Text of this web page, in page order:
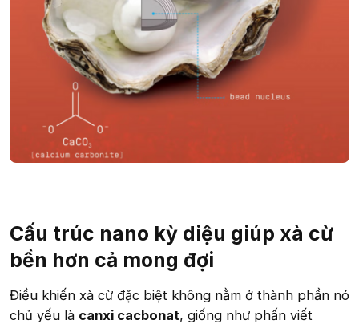
Cấu trúc nano kỳ diệu giúp xà cừ
bền hơn cả mong đợi​
Điều khiến xà cừ đặc biệt không nằm ở thành phần nó
chủ yếu là canxi cacbonat, giống như phấn viết